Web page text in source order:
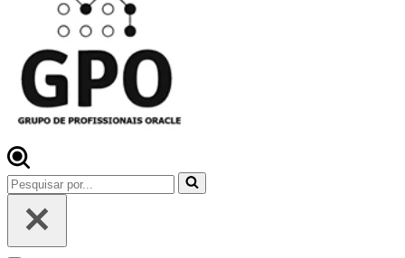
Pesquisar
por...